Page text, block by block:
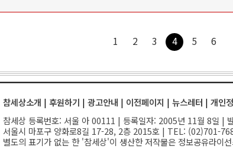
1 2 3 4 5 6
참세상소개 | 후원하기 | 광고안내 | 이전페이지 | 뉴스레터 | 개인
참세상 등록번호: 서울 아 00111 | 등록일자: 2005년 11월 8일 |
서울시 마포구 양화로8길 17-28, 2층 2015호 | TEL: (02)701-
별도의 표기가 없는 한 '참세상'이 생산한 저작물은 정보공유라이